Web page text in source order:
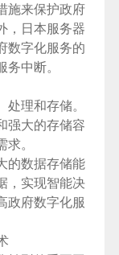
施来保护政府
，日本服务器
数字化服务的
中断。
理和存储。
强大的存储容
。
的数据存储能
，实现智能决
政府数字化服